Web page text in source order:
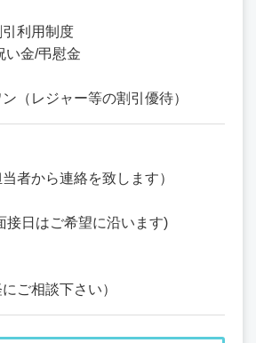
利用制度
い金/弔慰金
（レジャー等の割引優待）
者から連絡を致します）
接日はご希望に沿います)
ご相談下さい）